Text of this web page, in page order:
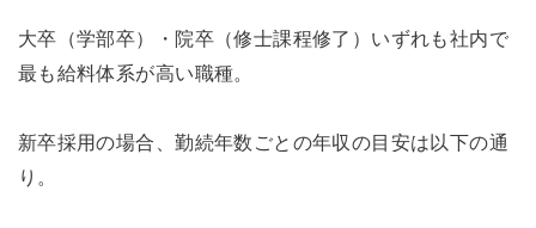
大卒（学部卒）・院卒（修士課程修了）いずれも社内で
最も給料体系が高い職種。
新卒採用の場合、勤続年数ごとの年収の目安は以下の通
り。